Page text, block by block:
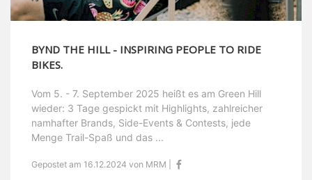
BYND THE HILL - INSPIRING PEOPLE TO RIDE
BIKES.
Vom 5. - 7. September 2025 heißt es am Green Hill
wieder: 3 Tage gespickt mit Highlights, zahlreicher
namhafter Brands, Side-Events & Contests, jede
Menge Trail-Spaß und das ...
Gepostet am 16.12.2024 von MRM |